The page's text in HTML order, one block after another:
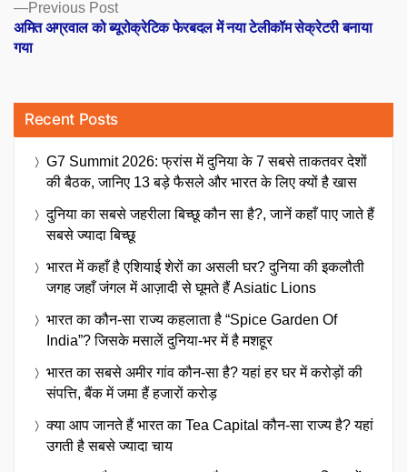
Previous PostPrevious
post:
अमित अग्रवाल को ब्यूरोक्रेटिक फेरबदल में नया टेलीकॉम सेक्रेटरी बनाया
गया
Recent Posts
G7 Summit 2026: फ्रांस में दुनिया के 7 सबसे ताकतवर देशों
की बैठक, जानिए 13 बड़े फैसले और भारत के लिए क्यों है खास
दुनिया का सबसे जहरीला बिच्छू कौन सा है?, जानें कहाँ पाए जाते हैं
सबसे ज्यादा बिच्छू
भारत में कहाँ है एशियाई शेरों का असली घर? दुनिया की इकलौती
जगह जहाँ जंगल में आज़ादी से घूमते हैं Asiatic Lions
भारत का कौन-सा राज्य कहलाता है “Spice Garden Of
India”? जिसके मसालें दुनिया-भर में है मशहूर
भारत का सबसे अमीर गांव कौन-सा है? यहां हर घर में करोड़ों की
संपत्ति, बैंक में जमा हैं हजारों करोड़
क्या आप जानते हैं भारत का Tea Capital कौन-सा राज्य है? यहां
उगती है सबसे ज्यादा चाय